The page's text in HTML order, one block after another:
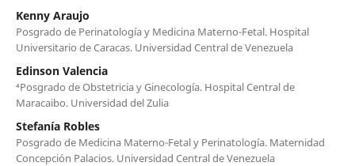
Kenny Araujo
Posgrado de Perinatología y Medicina Materno-Fetal. Hospital
Universitario de Caracas. Universidad Central de Venezuela
Edinson Valencia
⁴Posgrado de Obstetricia y Ginecología. Hospital Central de
Maracaibo. Universidad del Zulia
Stefanía Robles
Posgrado de Medicina Materno-Fetal y Perinatología. Maternidad
Concepción Palacios. Universidad Central de Venezuela